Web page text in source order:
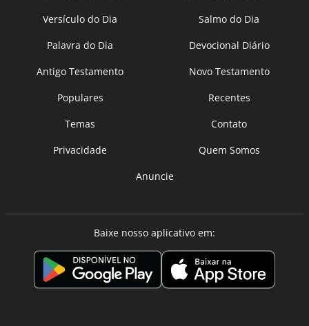
Versículo do Dia
Salmo do Dia
Palavra do Dia
Devocional Diário
Antigo Testamento
Novo Testamento
Populares
Recentes
Temas
Contato
Privacidade
Quem Somos
Anuncie
Baixe nosso aplicativo em: